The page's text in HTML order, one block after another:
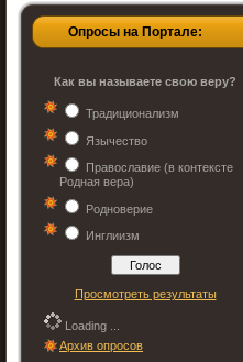
Опросы на Портале:
Как вы называете свою веру?
Традиционализм
Язычество
Православие (в контексте
Родная вера)
Родноверие
Инглиизм
Просмотреть результаты
Loading ...
Архив опросов